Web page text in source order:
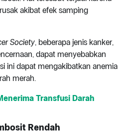
akibat efek samping
Society, beberapa jenis kanker,
dapat menyebabkan
ini dapat mengakibatkan anemia
merah.
Transfusi Darah
Rendah